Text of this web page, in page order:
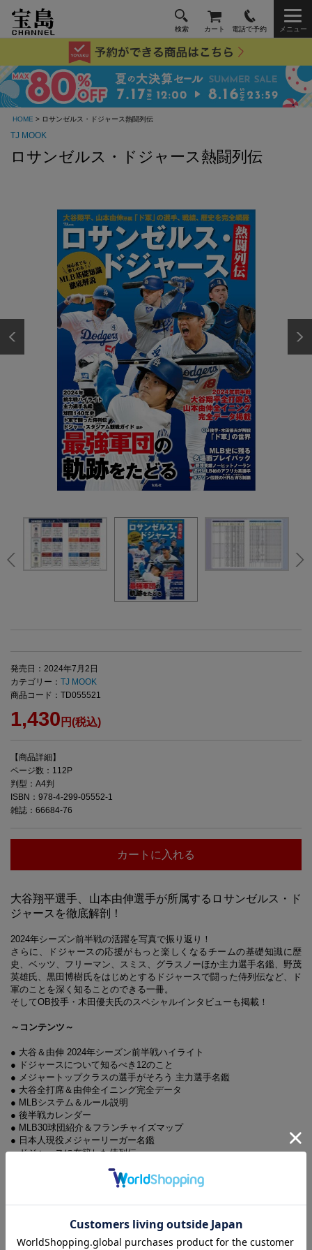
検索 カート 電話で予約 メニュー
HOME > ロサンゼルス・ドジャース熱闘列伝
TJ MOOK
ロサンゼルス・ドジャース熱闘列伝
発売日：2024年7月2日
カテゴリー： TJ MOOK
商品コード：TD055521
1,430 円(税込)
【商品詳細】
ページ数：112P
判型：A4判
ISBN：978-4-299-05552-1
雑誌：66684-76
カートに入れる
大谷翔平選手、山本由伸選手が所属するロサンゼルス・ド
ジャースを徹底解剖！
2024年シーズン前半戦の活躍を写真で振り返り！
さらに、ドジャースの応援がもっと楽しくなるチームの基礎知識に歴
史、ベッツ、フリーマン、スミス、グラスノーほか主力選手名鑑、野茂
英雄氏、黒田博樹氏をはじめとするドジャースで闘った侍列伝など、ド
軍のことを深く知ることのできる一冊。
そしてOB投手・木田優夫氏のスペシャルインタビューも掲載！
～コンテンツ～
● 大谷＆由伸 2024年シーズン前半戦ハイライト
● ドジャースについて知るべき12のこと
● メジャートップクラスの選手がそろう 主力選手名鑑
● 大谷全打席＆由伸全イニング完全データ
● MLBシステム＆ルール説明
● 後半戦カレンダー
● MLB30球団紹介＆フランチャイズマップ
● 日本人現役メジャーリーガー名鑑
● ドジャースに在籍した侍列伝
● 一度は生で観たい！ メジャー観戦歴20年のメジャー通が教える
どこよりも詳しいドジャー・スタジアム観戦ガイド
表紙写真：アフロ、AP/アフロ